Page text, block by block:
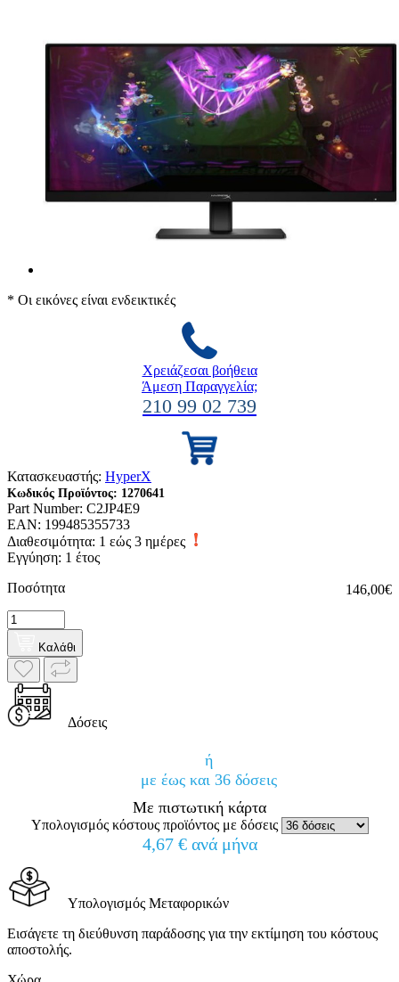
* Οι εικόνες είναι ενδεικτικές
Χρειάζεσαι βοήθεια
Άμεση Παραγγελία;
210 99 02 739
Κατασκευαστής: HyperX
Κωδικός Προϊόντος: 1270641
Part Number: C2JP4E9
EAN: 199485355733
Διαθεσιμότητα: 1 εώς 3 ημέρες
Εγγύηση: 1 έτος
146,00€
Ποσότητα
Καλάθι
Δόσεις
ή
με έως και 36 δόσεις
Με πιστωτική κάρτα
Υπολογισμός κόστους προϊόντος με δόσεις
4,67 € ανά μήνα
Υπολογισμός Μεταφορικών
Εισάγετε τη διεύθυνση παράδοσης για την εκτίμηση του κόστους
αποστολής.